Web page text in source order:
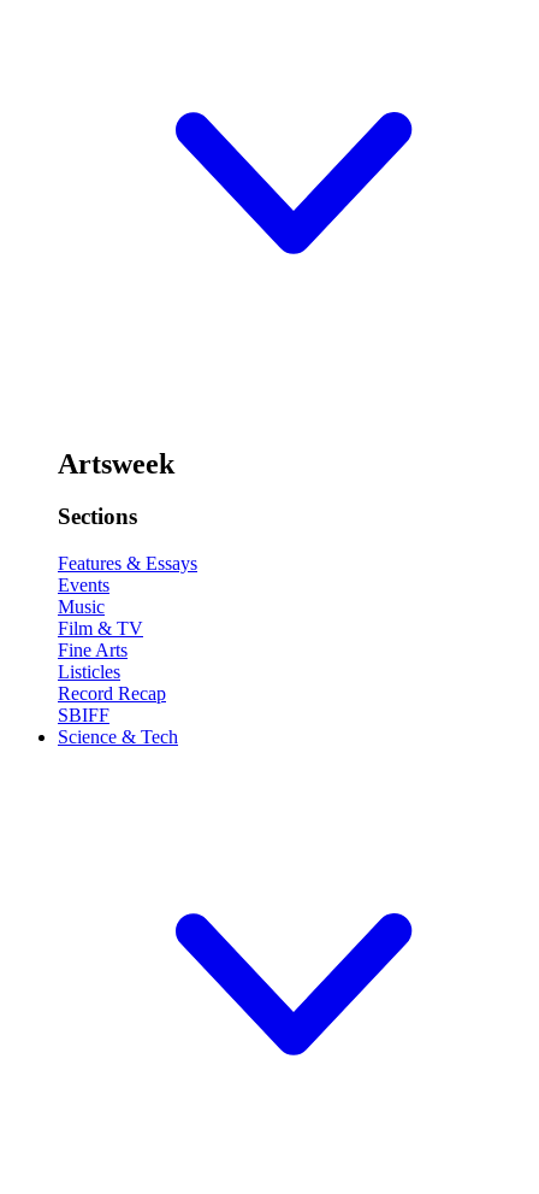
Artsweek
Sections
Features & Essays
Events
Music
Film & TV
Fine Arts
Listicles
Record Recap
SBIFF
Science & Tech